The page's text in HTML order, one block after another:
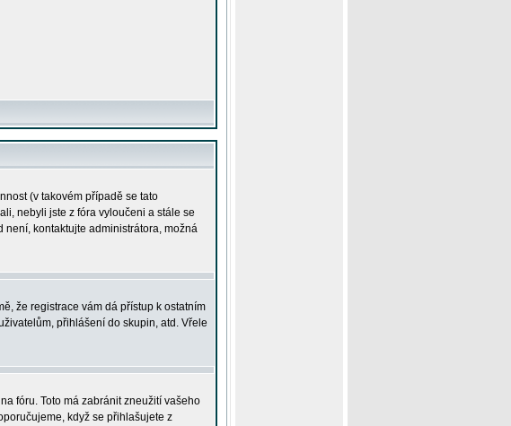
(v takovém případě se tato
nebyli jste z fóra vyloučeni a stále se
kontaktujte administrátora, možná
že registrace vám dá přístup k ostatním
přihlášení do skupin, atd. Vřele
fóru. Toto má zabránit zneužití vašeho
když se přihlašujete z